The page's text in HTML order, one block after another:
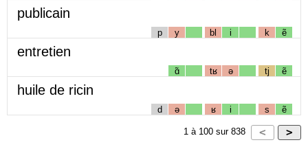
publicain
p y bl i k ẽ
entretien
ɑ̃ tʁ ə tj ẽ
huile de ricin
d ə ʁ i s ẽ
1 à 100 sur 838